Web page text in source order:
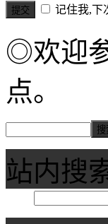
记住我,下
◎欢迎
点。
站内搜